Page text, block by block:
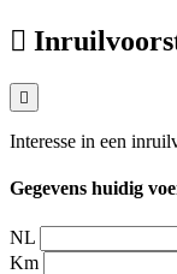
Interesse in een
Gegevens huidig
NL
Km